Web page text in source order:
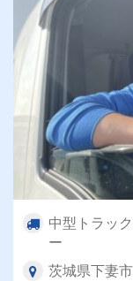
中型トラッ
ー
茨城県下妻市